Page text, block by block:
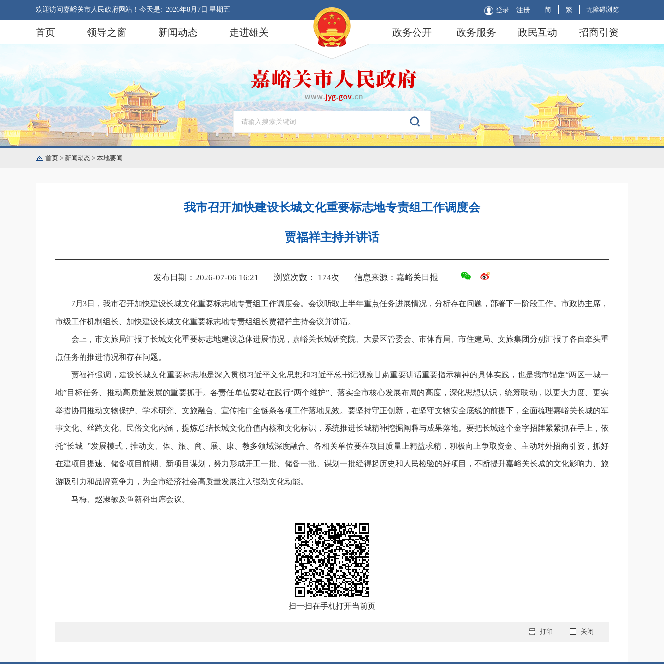
欢迎访问嘉峪关市人民政府网站！今天是: 2026年8月7日 星期五 简 繁 无障碍浏览
登录 注册
首页 领导之窗 新闻动态 走进雄关 政务公开 政务服务 政民互动 招商引资
首页 > 新闻动态 > 本地要闻
我市召开加快建设长城文化重要标志地专责组工作调度会
贾福祥主持并讲话
发布日期：2026-07-06 16:21 浏览次数： 174次 信息来源：嘉峪关日报
7月3日，我市召开加快建设长城文化重要标志地专责组工作调度会。会议听取上半年重点任务进展情况，分析存在问题，部署下一阶段工作。市政协主席，
市级工作机制组长、加快建设长城文化重要标志地专责组组长贾福祥主持会议并讲话。
会上，市文旅局汇报了长城文化重要标志地建设总体进展情况，嘉峪关长城研究院、大景区管委会、市体育局、市住建局、文旅集团分别汇报了各自牵头重
点任务的推进情况和存在问题。
贾福祥强调，建设长城文化重要标志地是深入贯彻习近平文化思想和习近平总书记视察甘肃重要讲话重要指示精神的具体实践，也是我市锚定“两区一城一
地”目标任务、推动高质量发展的重要抓手。各责任单位要站在践行“两个维护”、落实全市核心发展布局的高度，深化思想认识，统筹联动，以更大力度、更实
举措协同推动文物保护、学术研究、文旅融合、宣传推广全链条各项工作落地见效。要坚持守正创新，在坚守文物安全底线的前提下，全面梳理嘉峪关长城的军
事文化、丝路文化、民俗文化内涵，提炼总结长城文化价值内核和文化标识，系统推进长城精神挖掘阐释与成果落地。要把长城这个金字招牌紧紧抓在手上，依
托“长城+”发展模式，推动文、体、旅、商、展、康、教多领域深度融合。各相关单位要在项目质量上精益求精，积极向上争取资金、主动对外招商引资，抓好
在建项目提速、储备项目前期、新项目谋划，努力形成开工一批、储备一批、谋划一批经得起历史和人民检验的好项目，不断提升嘉峪关长城的文化影响力、旅
游吸引力和品牌竞争力，为全市经济社会高质量发展注入强劲文化动能。
马梅、赵淑敏及鱼新科出席会议。
扫一扫在手机打开当前页
打印 关闭